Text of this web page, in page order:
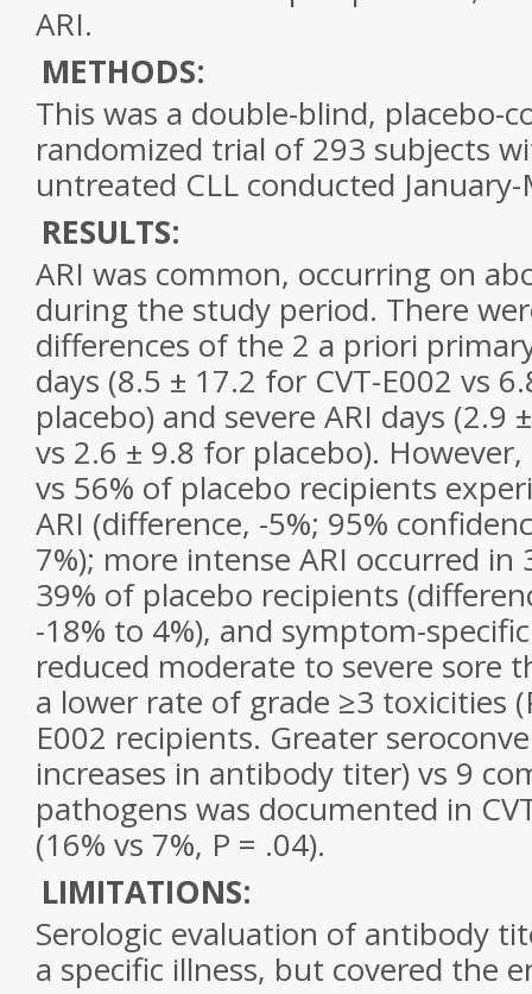
ARI.
METHODS:
This was a double-blind, placebo-
randomized trial of 293 subjects
untreated CLL conducted
RESULTS:
ARI was common, occurring on
during the study period. There
differences of the 2 a priori
days (8.5 ± 17.2 for CVT-E002 vs
placebo) and severe ARI days (2.9
vs 2.6 ± 9.8 for placebo). However,
vs 56% of placebo recipients
ARI (difference, -5%; 95%
7%); more intense ARI occurred in
39% of placebo recipients
-18% to 4%), and symptom-
reduced moderate to severe sore
a lower rate of grade ≥3 toxicities
E002 recipients. Greater
increases in antibody titer) vs 9
pathogens was documented in
(16% vs 7%, P = .04).
LIMITATIONS:
Serologic evaluation of antibody
a specific illness, but covered the